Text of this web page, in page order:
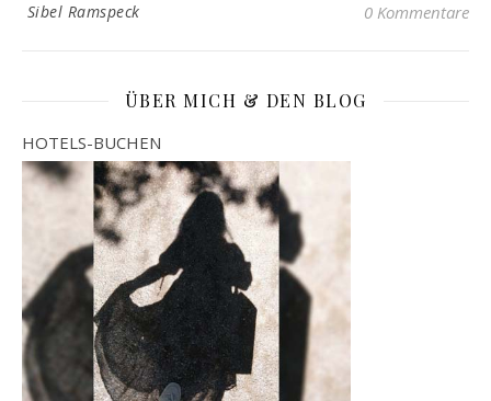
Sibel Ramspeck 0 Kommentare
ÜBER MICH & DEN BLOG
HOTELS-BUCHEN